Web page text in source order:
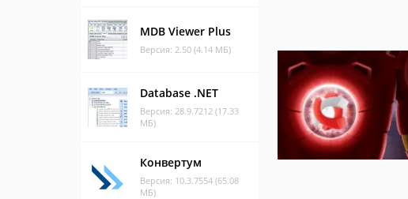
MDB Viewer Plus
Версия: 2.50 (4.14 МБ)
Database .NET
Версия: 28.9.7212 (17.33
МБ)
Конвертум
Версия: 10.3.7554 (65.08
МБ)